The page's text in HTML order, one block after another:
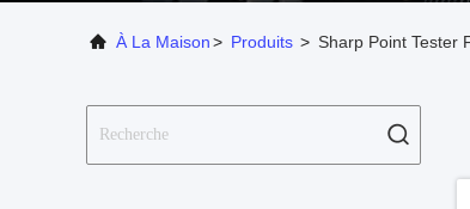
À La Maison> Produits > Sharp Point Tester